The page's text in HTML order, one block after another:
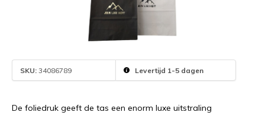
SKU: 34086789 Levertijd 1-5 dagen
De foliedruk geeft de tas een enorm luxe uitstraling